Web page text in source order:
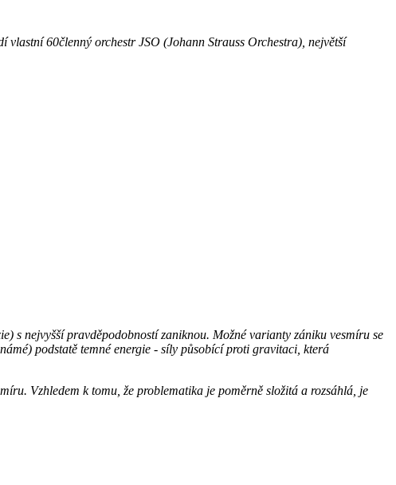
60členný orchestr JSO (Johann Strauss Orchestra), největší
s nejvyšší pravděpodobností zaniknou. Možné varianty zániku vesmíru se
podstatě temné energie - síly působící proti gravitaci, která
Vzhledem k tomu, že problematika je poměrně složitá a rozsáhlá, je